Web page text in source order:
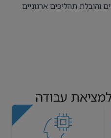
והובלת תהליכים ארגוניים
עבודה